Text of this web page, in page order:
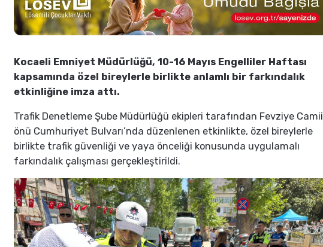
Kocaeli Emniyet Müdürlüğü, 10-16 Mayıs Engelliler Haftası
kapsamında özel bireylerle birlikte anlamlı bir farkındalık
etkinliğine imza attı.
Trafik Denetleme Şube Müdürlüğü ekipleri tarafından Fevziye Camii
önü Cumhuriyet Bulvarı’nda düzenlenen etkinlikte, özel bireylerle
birlikte trafik güvenliği ve yaya önceliği konusunda uygulamalı
farkındalık çalışması gerçekleştirildi.